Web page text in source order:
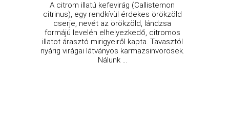
A citrom illatú kefevirág (Callistemon
citrinus), egy rendkívül érdekes örökzöld
cserje, nevét az örökzöld, lándzsa
formájú levelén elhelyezkedő, citromos
illatot árasztó mirigyeiről kapta. Tavasztól
nyárig virágai látványos karmazsinvörösek.
Nálunk ...